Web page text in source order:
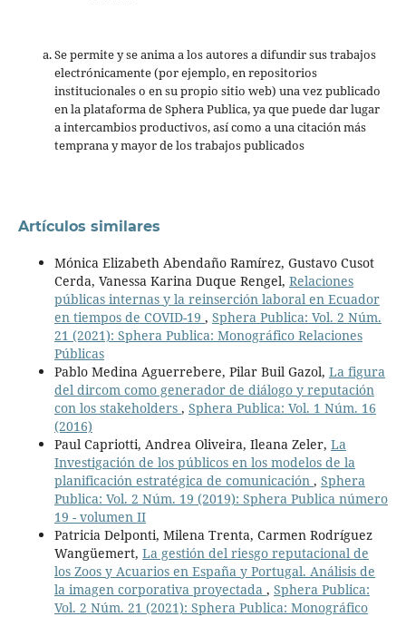
Se permite y se anima a los autores a difundir sus trabajos
electrónicamente (por ejemplo, en repositorios
institucionales o en su propio sitio web) una vez publicado
en la plataforma de Sphera Publica, ya que puede dar lugar
a intercambios productivos, así como a una citación más
temprana y mayor de los trabajos publicados
Artículos similares
Mónica Elizabeth Abendaño Ramírez, Gustavo Cusot
Cerda, Vanessa Karina Duque Rengel, Relaciones
públicas internas y la reinserción laboral en Ecuador
en tiempos de COVID-19 , Sphera Publica: Vol. 2 Núm.
21 (2021): Sphera Publica: Monográfico Relaciones
Públicas
Pablo Medina Aguerrebere, Pilar Buil Gazol, La figura
del dircom como generador de diálogo y reputación
con los stakeholders , Sphera Publica: Vol. 1 Núm. 16
(2016)
Paul Capriotti, Andrea Oliveira, Ileana Zeler, La
Investigación de los públicos en los modelos de la
planificación estratégica de comunicación , Sphera
Publica: Vol. 2 Núm. 19 (2019): Sphera Publica número
19 - volumen II
Patricia Delponti, Milena Trenta, Carmen Rodríguez
Wangüemert, La gestión del riesgo reputacional de
los Zoos y Acuarios en España y Portugal. Análisis de
la imagen corporativa proyectada , Sphera Publica:
Vol. 2 Núm. 21 (2021): Sphera Publica: Monográfico